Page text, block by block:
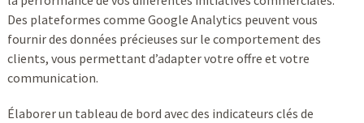
Des plateformes comme Google Analytics peuvent vous
fournir des données précieuses sur le comportement des
clients, vous permettant d’adapter votre offre et votre
communication.
Élaborer un tableau de bord avec des indicateurs clés de